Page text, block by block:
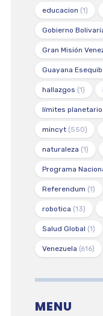
educacion (1)
Gobierno
Gran Misión
Guayana
hallazgos (1)
límites
mincyt(550)
naturaleza (1)
Programa
Referendum (1)
robotica (13)
Salud Global (1)
Venezuela (616)
MENU